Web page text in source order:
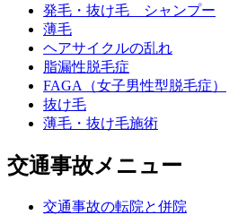
発毛・抜け毛 シャンプー
薄毛
ヘアサイクルの乱れ
脂漏性脱毛症
FAGA（女子男性型脱毛症）
抜け毛
薄毛・抜け毛施術
交通事故メニュー
交通事故の転院と併院